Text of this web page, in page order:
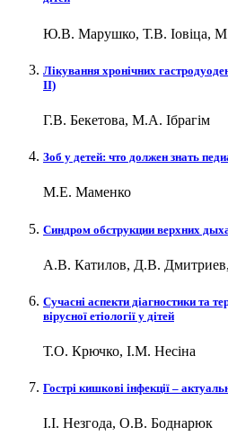
Ю.В. Марушко, Т.В. Іовіца,
Лікування хронічних
ІІ)
Г.В. Бекетова, М.А. Ібрагім
Зоб у детей: что должен знать
М.Е. Маменко
Синдром обструкции верхних
А.В. Катилов, Д.В.
Сучасні аспекти діагностики та
вірусної етіології у дітей
Т.О. Крючко, І.М. Несіна
Гострі кишкові інфекції –
І.І. Незгода, О.В. Боднарюк